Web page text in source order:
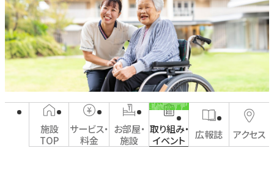
施設
TOP
サービス・
料金
お部屋・
施設
取り組み・
イベント
広報誌 アクセス